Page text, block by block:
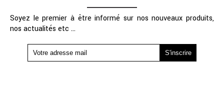
Soyez le premier à être informé sur nos nouveaux produits,
nos actualités etc ...